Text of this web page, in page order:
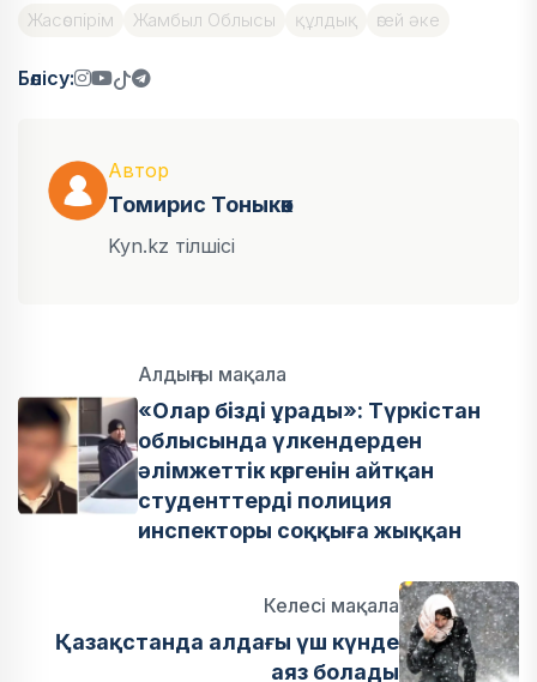
Жасөспірім Жамбыл Облысы құлдық өгей әке
Бөлісу:
Автор
Томирис Тоныкөк
Kyn.kz тілшісі
Алдыңғы мақала
«Олар бізді ұрады»: Түркістан
облысында үлкендерден
әлімжеттік көргенін айтқан
студенттерді полиция
инспекторы соққыға жыққан
Келесі мақала
Қазақстанда алдағы үш күнде
аяз болады